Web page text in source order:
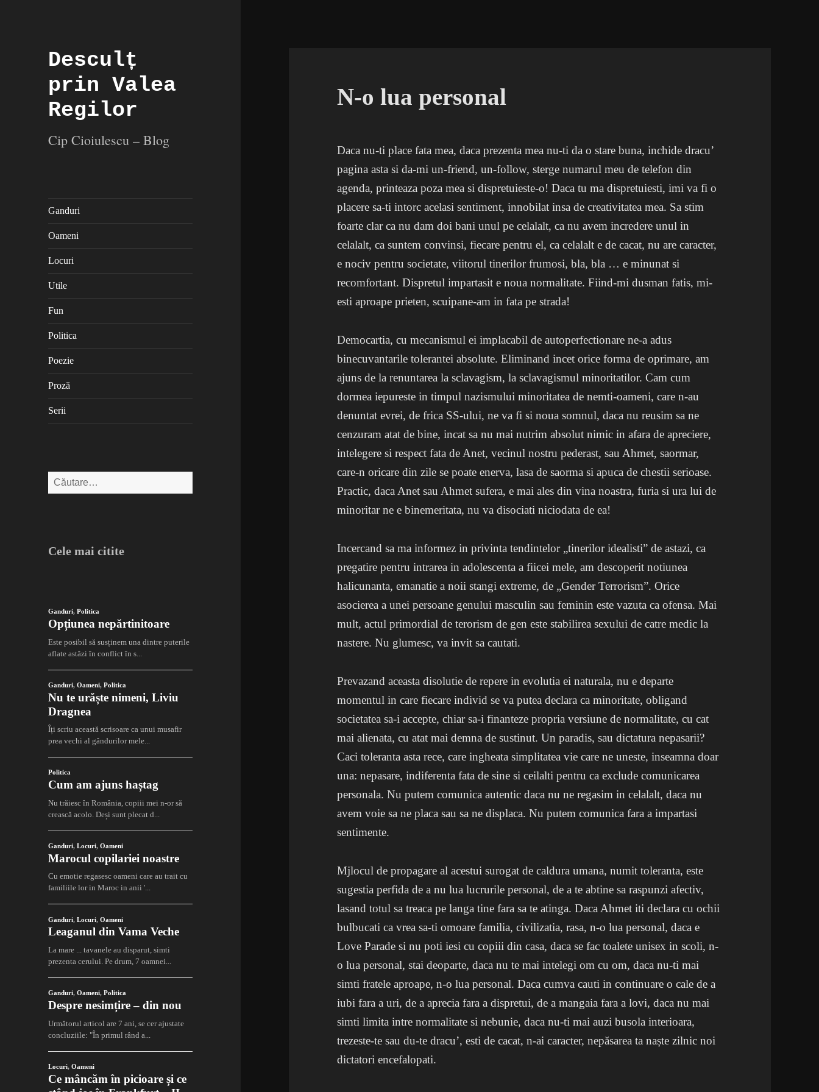
Desculț
prin Valea
Regilor
Cip Cioiulescu – Blog
Ganduri
Oameni
Locuri
Utile
Fun
Politica
Poezie
Proză
Serii
Caută
după:
Cele mai citite
N-o lua personal
Daca nu-ti place fata mea, daca prezenta mea nu-ti da o stare buna, inchide dracu’
pagina asta si da-mi un-friend, un-follow, sterge numarul meu de telefon din
agenda, printeaza poza mea si dispretuieste-o! Daca tu ma dispretuiesti, imi va fi o
placere sa-ti intorc acelasi sentiment, innobilat insa de creativitatea mea. Sa stim
foarte clar ca nu dam doi bani unul pe celalalt, ca nu avem incredere unul in
celalalt, ca suntem convinsi, fiecare pentru el, ca celalalt e de cacat, nu are caracter,
e nociv pentru societate, viitorul tinerilor frumosi, bla, bla … e minunat si
recomfortant. Dispretul impartasit e noua normalitate. Fiind-mi dusman fatis, mi-
esti aproape prieten, scuipane-am in fata pe strada!
Democartia, cu mecanismul ei implacabil de autoperfectionare ne-a adus
binecuvantarile tolerantei absolute. Eliminand incet orice forma de oprimare, am
ajuns de la renuntarea la sclavagism, la sclavagismul minoritatilor. Cam cum
dormea iepureste in timpul nazismului minoritatea de nemti-oameni, care n-au
denuntat evrei, de frica SS-ului, ne va fi si noua somnul, daca nu reusim sa ne
cenzuram atat de bine, incat sa nu mai nutrim absolut nimic in afara de apreciere,
intelegere si respect fata de Anet, vecinul nostru pederast, sau Ahmet, saormar,
care-n oricare din zile se poate enerva, lasa de saorma si apuca de chestii serioase.
Practic, daca Anet sau Ahmet sufera, e mai ales din vina noastra, furia si ura lui de
minoritar ne e binemeritata, nu va disociati niciodata de ea!
Incercand sa ma informez in privinta tendintelor „tinerilor idealisti” de astazi, ca
pregatire pentru intrarea in adolescenta a fiicei mele, am descoperit notiunea
halicunanta, emanatie a noii stangi extreme, de „Gender Terrorism”. Orice
asocierea a unei persoane genului masculin sau feminin este vazuta ca ofensa. Mai
mult, actul primordial de terorism de gen este stabilirea sexului de catre medic la
nastere. Nu glumesc, va invit sa cautati.
Prevazand aceasta disolutie de repere in evolutia ei naturala, nu e departe
momentul in care fiecare individ se va putea declara ca minoritate, obligand
societatea sa-i accepte, chiar sa-i finanteze propria versiune de normalitate, cu cat
mai alienata, cu atat mai demna de sustinut. Un paradis, sau dictatura nepasarii?
Caci toleranta asta rece, care ingheata simplitatea vie care ne uneste, inseamna doar
una: nepasare, indiferenta fata de sine si ceilalti pentru ca exclude comunicarea
personala. Nu putem comunica autentic daca nu ne regasim in celalalt, daca nu
avem voie sa ne placa sau sa ne displaca. Nu putem comunica fara a impartasi
sentimente.
Mjlocul de propagare al acestui surogat de caldura umana, numit toleranta, este
sugestia perfida de a nu lua lucrurile personal, de a te abtine sa raspunzi afectiv,
lasand totul sa treaca pe langa tine fara sa te atinga. Daca Ahmet iti declara cu ochii
bulbucati ca vrea sa-ti omoare familia, civilizatia, rasa, n-o lua personal, daca e
Love Parade si nu poti iesi cu copiii din casa, daca se fac toalete unisex in scoli, n-
o lua personal, stai deoparte, daca nu te mai intelegi om cu om, daca nu-ti mai
simti fratele aproape, n-o lua personal. Daca cumva cauti in continuare o cale de a
iubi fara a uri, de a aprecia fara a dispretui, de a mangaia fara a lovi, daca nu mai
simti limita intre normalitate si nebunie, daca nu-ti mai auzi busola interioara,
trezeste-te sau du-te dracu’, esti de cacat, n-ai caracter, nepăsarea ta naște zilnic noi
dictatori encefalopati.